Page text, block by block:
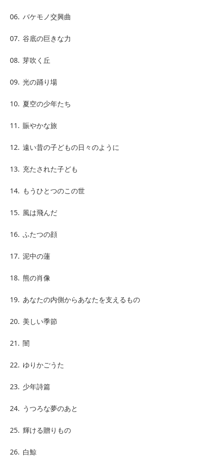
06. バケモノ交興曲
07. 谷底の巨きな力
08. 芽吹く丘
09. 光の踊り場
10. 夏空の少年たち
11. 賑やかな旅
12. 遠い昔の子どもの日々のように
13. 充たされた子ども
14. もうひとつのこの世
15. 風は飛んだ
16. ふたつの顔
17. 泥中の蓮
18. 熊の肖像
19. あなたの内側からあなたを支えるもの
20. 美しい季節
21. 闇
22. ゆりかごうた
23. 少年詩篇
24. うつろな夢のあと
25. 輝ける贈りもの
26. 白鯨